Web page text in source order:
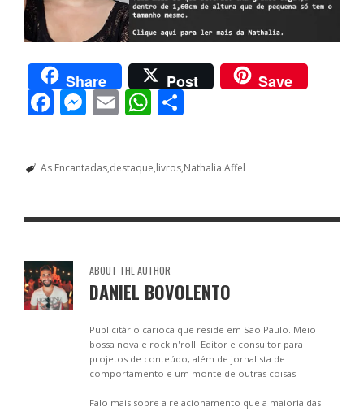
Share Post Save
F
b
o
k
M
ss
e
g
er
E
l
W
at
s
p
p
ar
e
As Encantadas destaque livros Nathalia Affel
ABOUT THE AUTHOR
DANIEL BOVOLENTO
Publicitário carioca que reside em São Paulo. Meio
bossa nova e rock n'roll. Editor e consultor para
projetos de conteúdo, além de jornalista de
comportamento e um monte de outras coisas.
Falo mais sobre a relacionamento que a maioria das